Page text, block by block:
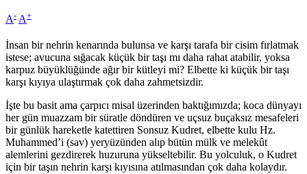
A- A+
İnsan bir nehrin kenarında bulunsa ve karşı tarafa bir cisim fırlatmak
istese; avucuna sığacak küçük bir taşı mı daha rahat atabilir, yoksa
karpuz büyüklüğünde ağır bir kütleyi mi? Elbette ki küçük bir taşı
karşı kıyıya ulaştırmak çok daha zahmetsizdir.
İşte bu basit ama çarpıcı misal üzerinden baktığımızda; koca dünyayı
her gün muazzam bir süratle döndüren ve uçsuz buçaksız mesafeleri
bir günlük hareketle katettiren Sonsuz Kudret, elbette kulu Hz.
Muhammed’i (sav) yeryüzünden alıp bütün mülk ve melekût
alemlerini gezdirerek huzuruna yükseltebilir. Bu yolculuk, o Kudret
için bir taşın nehrin karşı kıyısına atılmasından çok daha kolaydır.